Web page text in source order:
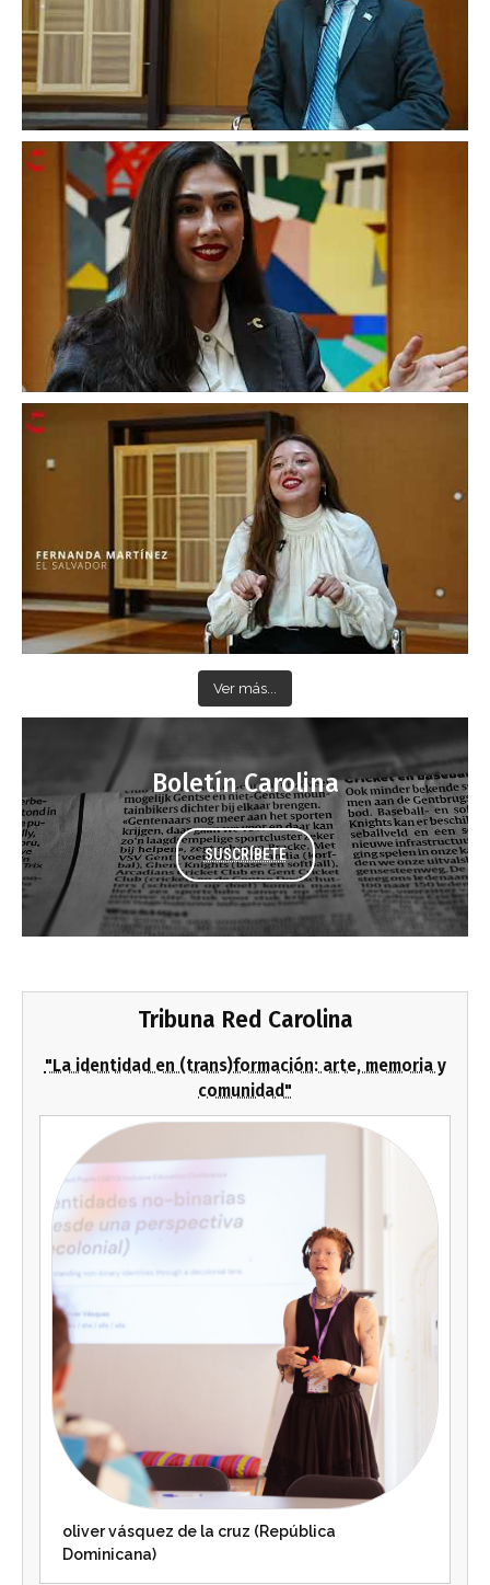
Ver más...
Boletín Carolina
SUSCRÍBETE
Tribuna Red Carolina
"La identidad en (trans)formación: arte, memoria y
comunidad"
oliver vásquez de la cruz (República
Dominicana)